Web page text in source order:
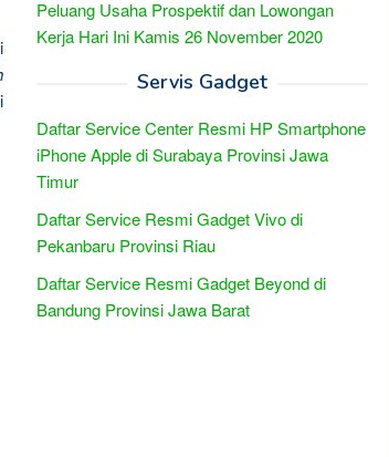
Peluang Usaha Prospektif dan Lowongan
Kerja Hari Ini Kamis 26 November 2020
Servis Gadget
Daftar Service Center Resmi HP Smartphone
iPhone Apple di Surabaya Provinsi Jawa
Timur
Daftar Service Resmi Gadget Vivo di
Pekanbaru Provinsi Riau
Daftar Service Resmi Gadget Beyond di
Bandung Provinsi Jawa Barat